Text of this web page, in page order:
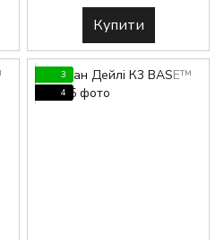
Купити
3
4